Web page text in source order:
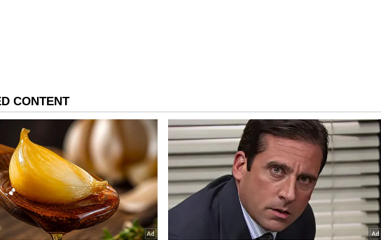
பொருள்களின் தரம் சரியில்லை, புளியில் பல்லி, பரிசு
பல்வேறு விமர்சனங்களும், குற்றச்சாட்டுகளும் எழுந்தன.
தொகுப்பில் மாபெரும் ஊழல் நடந்திருப்பதாக எதிர்க்கட்சிகள்